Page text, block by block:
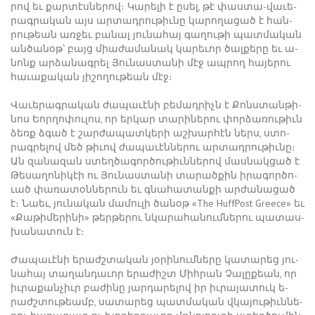
րով եւ քար­տէս­նե­րով։ ­Կա­րե­լի է ը­սել, թէ փաս­տա-վա­ւե­
րագ­րա­կան այս ար­տադրու­թիւ­նը կա­րո­ղա­ցած է հան­
րու­թեան առ­ջեւ բա­նալ յու­նա­հայ գա­ղու­թի պատ­մա­կան
ան­ծա­նօթ՝ բայց միա­ժա­մա­նակ կա­րե­ւոր ծալ­քե­րը եւ ա­
նոնք ար­ձա­նագ­րել ­Յու­նաս­տա­նի մէջ ապ­րող հա­յե­րու
հա­ւա­քա­կան յի­շո­ղու­թեան մէջ։
­Վա­ւե­րագ­րա­կան ժա­պա­ւէ­նի բե­մադ­րիչն է ­Քոնս­տան­թի­
նոս Եոր­ղո­փու­լոս, որ եր­կար տա­րի­նե­րու փոր­ձա­ռու­թիւն
ձեռք ձգած է շար­ժա­պատ­կե­րի աշ­խար­հէն ներս, ստո­
րագ­րե­լով մեծ թի­ւով ժա­պա­ւէն­նե­րու ար­տադ­րու­թիւ­նը։
Ան զա­նա­զան ստեղ­ծա­գոր­ծու­թիւն­նե­րով մաս­նակ­ցած է
­Թե­սա­ղո­նի­կէի ու ­Յու­նաս­տա­նի տա­րած­քին ի­րա­գոր­ծո­
ւած փա­ռա­տօն­նե­րուն եւ գնա­հա­տան­քի ար­ժա­նա­ցած
է։ ­Նաեւ, յու­նա­կան մա­մու­լի ծա­նօթ «The HuffPost Greece» եւ
«­Քա­թի­մե­րի­նի» թեր­թե­րու նկա­րա­հա­նում­նե­րու պա­տաս­
խա­նա­տուն է։
­Ժա­պա­ւէ­նի ե­րաժշ­տա­կան յօ­րի­նում­նե­րը կա­տա­րեց յու­
նա­հայ տա­ղան­դա­ւոր ե­րա­ժիշտ ­Միհ­րան ­Չա­լը­քեան, որ
իւ­րա­քան­չիւր բա­ժի­նը յար­դա­րե­լով իր իւ­րա­յա­տուկ ե­
րաժշ­տու­թեամբ, սա­տա­րեց պատ­մա­կան վկա­յու­թիւն­նե­